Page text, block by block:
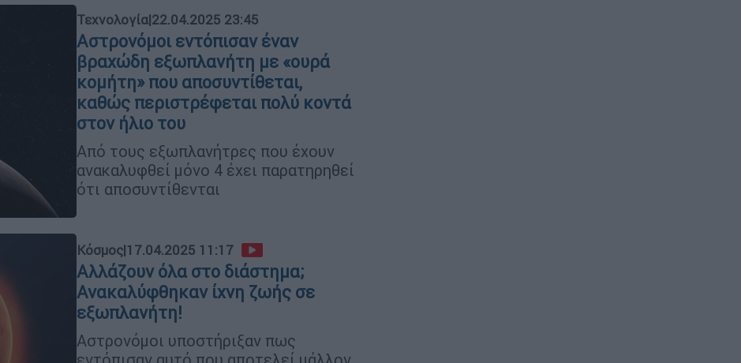
Τεχνολογία|22.04.2025 23:45
Αστρονόμοι εντόπισαν έναν
βραχώδη εξωπλανήτη με «ουρά
κομήτη» που αποσυντίθεται,
καθώς περιστρέφεται πολύ κοντά
στον ήλιο του
Από τους εξωπλανήτρες που έχουν
ανακαλυφθεί μόνο 4 έχει παρατηρηθεί
ότι αποσυντίθενται
Κόσμος|17.04.2025 11:17
Αλλάζουν όλα στο διάστημα;
Ανακαλύφθηκαν ίχνη ζωής σε
εξωπλανήτη!
Αστρονόμοι υποστήριξαν πως
εντόπισαν αυτό που αποτελεί μάλλον